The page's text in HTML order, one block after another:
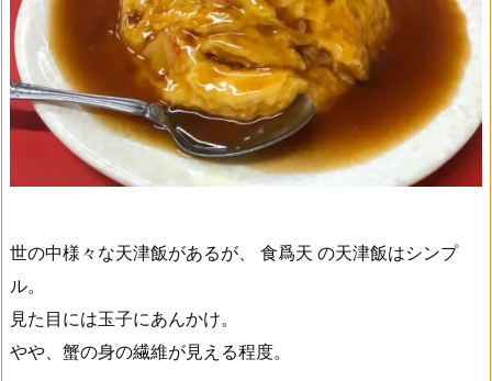
世の中様々な天津飯があるが、 食爲天 の天津飯はシンプ
ル。
見た目には玉子にあんかけ。
やや、蟹の身の繊維が見える程度。